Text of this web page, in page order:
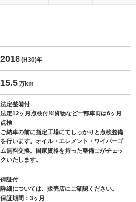
2018 (H30)年
15.5 万km
法定整備付
法定12ヶ月点検付※貨物など一部車両は6ヶ月
点検
ご納車の前に指定工場にてしっかりと点検整備
を行います。オイル・エレメント・ワイパーゴ
ム無料交換。国家資格を持った整備士がチェッ
クいたします。
保証付
詳細については、販売店にご確認ください。
保証期間：3ヶ月